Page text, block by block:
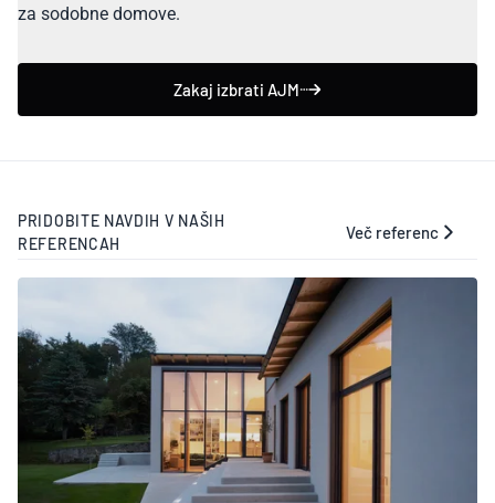
Zakaj izbrati AJM
za sodobne domove.
PRIDOBITE NAVDIH V NAŠIH
REFERENCAH
Več referenc